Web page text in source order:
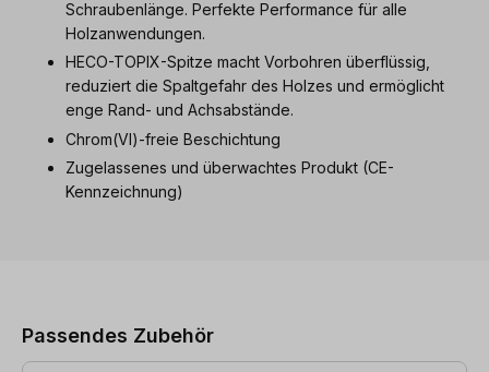
Schraubenlänge. Perfekte Performance für alle
Holzanwendungen.
HECO-TOPIX-Spitze macht Vorbohren überflüssig,
reduziert die Spaltgefahr des Holzes und ermöglicht
enge Rand- und Achsabstände.
Chrom(VI)-freie Beschichtung
Zugelassenes und überwachtes Produkt (CE-
Kennzeichnung)
Passendes Zubehör